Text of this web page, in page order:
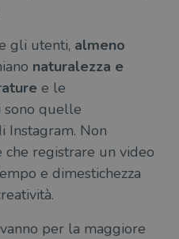
gli utenti, almeno
naturalezza e
e le
sono quelle
Instagram. Non
registrare un video
e dimestichezza
per la maggiore